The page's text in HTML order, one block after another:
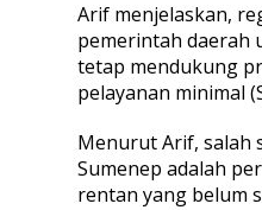
Arif menjelaskan,
pemerintah daerah
tetap mendukung
pelayanan minimal
Menurut Arif, salah
Sumenep adalah
rentan yang belum